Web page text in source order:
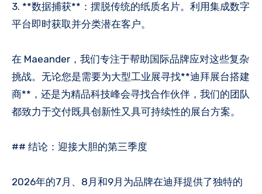
3. **数据捕获**：摆脱传统的纸质名片。利用集成数字
平台即时获取并分类潜在客户。
在 Maeander，我们专注于帮助国际品牌应对这些复杂
挑战。无论您是需要为大型工业展寻找**迪拜展台搭建
商**，还是为精品科技峰会寻找合作伙伴，我们的团队
都致力于交付既具创新性又具可持续性的展台方案。
## 结论：迎接大胆的第三季度
2026年的7月、8月和9月为品牌在迪拜提供了独特的